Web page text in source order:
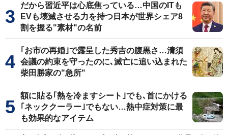
だから習近平は心底焦っている…中国のITも
EVも壊滅させる力を持つ日本が世界シェア8
割を握る"素材"の名前
｢お市の再婚｣で露呈した秀吉の腹黒さ…清須
会議の約束を守ったのに､滅亡に追い込まれた
柴田勝家の"急所"
額に貼る｢熱を冷ますシート｣でも､首にかける
｢ネッククーラー｣でもない…熱中症対策に最
も効果的なアイテム